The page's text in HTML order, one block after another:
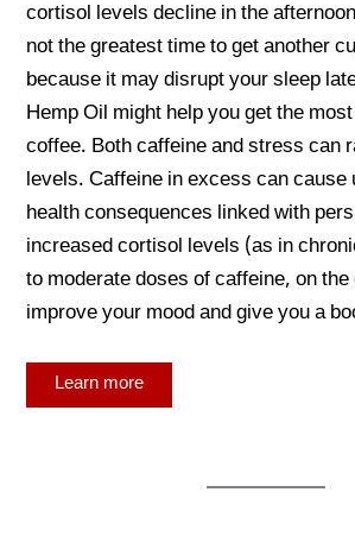
cortisol levels decline in the
not the greatest time to get another
because it may disrupt your sleep
Hemp Oil might help you get the
coffee. Both caffeine and stress can
levels. Caffeine in excess can cause
health consequences linked with
increased cortisol levels (as in
to moderate doses of caffeine, on
improve your mood and give you a
Learn more